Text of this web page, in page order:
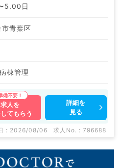
5.00日
青葉区
棟管理
求人を
てもらう
詳細を
見る
: 2026/08/06 求人No. : 796688